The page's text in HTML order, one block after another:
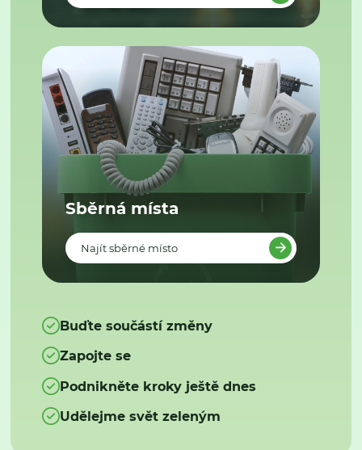
Sběrná místa
Najít sběrné místo
Buďte součástí změny
Zapojte se
Podnikněte kroky ještě dnes
Udělejme svět zeleným